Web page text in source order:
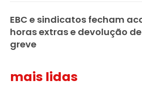
EBC e sindicatos fecham
horas extras e devolução
greve
mais lidas